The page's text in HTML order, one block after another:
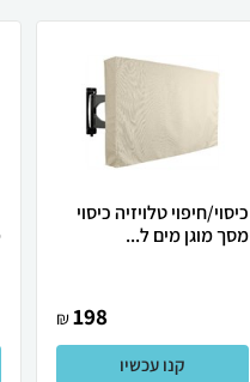
כיסוי/חיפוי טלויזיה כיסוי
מסך מוגן מים ל...
198
₪
קנו עכשיו